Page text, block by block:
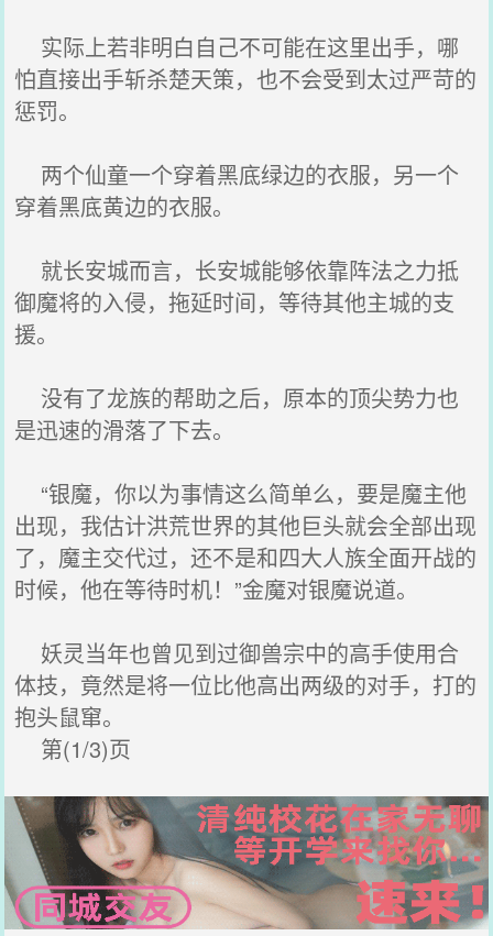
实际上若非明白自己不可能在这里出手，哪
怕直接出手斩杀楚天策，也不会受到太过严苛的
惩罚。
两个仙童一个穿着黑底绿边的衣服，另一个
穿着黑底黄边的衣服。
就长安城而言，长安城能够依靠阵法之力抵
御魔将的入侵，拖延时间，等待其他主城的支
援。
没有了龙族的帮助之后，原本的顶尖势力也
是迅速的滑落了下去。
“银魔，你以为事情这么简单么，要是魔主他
出现，我估计洪荒世界的其他巨头就会全部出现
了，魔主交代过，还不是和四大人族全面开战的
时候，他在等待时机！”金魔对银魔说道。
妖灵当年也曾见到过御兽宗中的高手使用合
体技，竟然是将一位比他高出两级的对手，打的
抱头鼠窜。
第(1/3)页